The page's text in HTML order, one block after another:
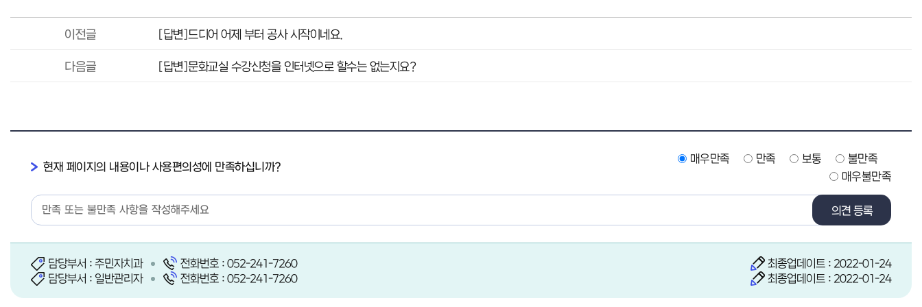
이전글 [답변]드디어 어제 부터 공사 시작이네요.
다음글 [답변]문화교실 수강신청을 인터넷으로 할수는 없는지요?
현재 페이지의 내용이나 사용편의성에 만족하십니까?
매우만족 만족 보통
불만족
매우불만족
의견 등록
담당부서 : 주민자치과 전화번호 : 052-241-7260
최종업데이트 : 2022-01-24
담당부서 : 일반관리자
전화번호 : 052-241-7260 최종업데이트 : 2022-01-24